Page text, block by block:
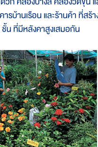
บ้านเรือน และร้านค้า ที่สร้
น ที่มีหลังคาสูงเสมอกัน